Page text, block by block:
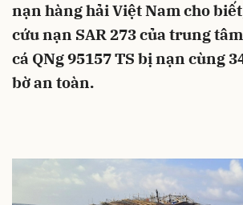
nạn hàng hải Việt Nam cho
cứu nạn SAR 273 của trung
cá QNg 95157 TS bị nạn cùng
bờ an toàn.